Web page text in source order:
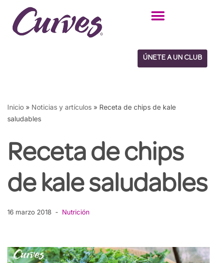
Saltar
ÚNETE A UN CLUB
Inicio » Noticias y artículos » Receta de chips de kale
saludables
Receta de chips
de kale saludables
16 marzo 2018 Nutrición